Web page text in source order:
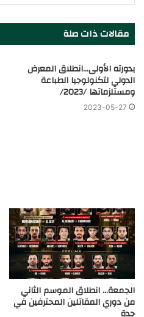
مقالات ذات صلة
بدورته الأولى…انطلاق المعرض
الدولي لتكنولوجيا الطباعة
ومستلزماتها /2023/
2023-05-27
الجمعة… انطلاق الموسم الثاني
من دوري المقاتلين المحترفين في